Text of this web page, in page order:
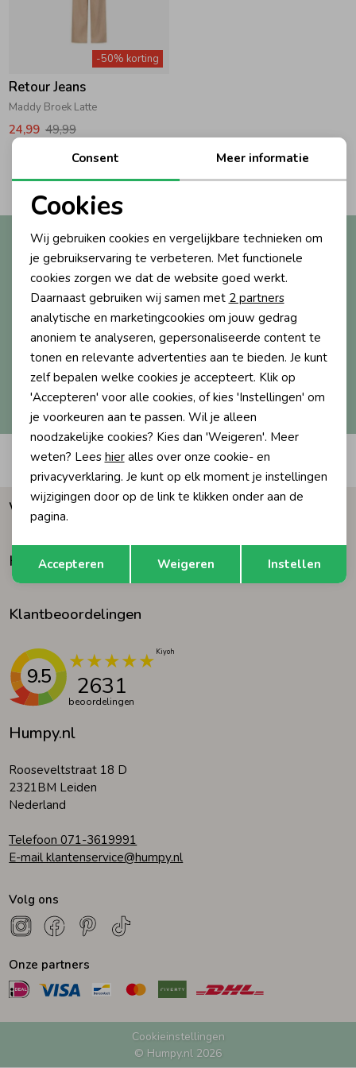
Vesten
Overhemden
Colberts & Gilets
Boxpakjes
Rompers
Ondergoed
Regenkleding &-laarzen
Zomeraccessoires
Kledingaccessoires
Vesten
Overhemden
Jurken
Rokken & Skorts
Jumpsuits
Blouses
Blazers & Gilets
Leggings
Boxpakjes
Ondergoed
Regenkleding &-laarzen
Kledingaccessoires
Beenmode
Winteraccessoires
Kledingaccessoires
Babyaccessoires
Verzorgingsproducten
Beenmode
Winteraccessoires
-50% korting
Retour Jeans
Maddy Broek Latte
24,99 49,99
Altijd als eerste op de hoogte?
Ontvang nieuwe collecties, exclusieve acties én direct
10% korting* op je eerste bestelling.
Aanmelden
Hoe we met je data omgaan? Bekijk dit in onze
privacyverklaring.
Automatisch sparen voor korting
Humpy.nl
Rooseveltstraat 18 D
2321BM Leiden
Nederland
Telefoon 071-3619991
E-mail klantenservice@humpy.nl
Waarom Humpy?
Klantenservice
Klantbeoordelingen
9.5 2631
beoordelingen
Volg ons
Onze partners
Cookieinstellingen
© Humpy.nl 2026
Noodzakelijke cookies
Personalisatie cookies
Analytische cookies
Marketing cookies
Terug Opslaan
Consent Meer informatie
Cookies
Wij gebruiken cookies en vergelijkbare technieken om
je gebruikservaring te verbeteren. Met functionele
cookies zorgen we dat de website goed werkt.
Daarnaast gebruiken wij samen met 2 partners
analytische en marketingcookies om jouw gedrag
anoniem te analyseren, gepersonaliseerde content te
tonen en relevante advertenties aan te bieden. Je kunt
zelf bepalen welke cookies je accepteert. Klik op
'Accepteren' voor alle cookies, of kies 'Instellingen' om
je voorkeuren aan te passen. Wil je alleen
noodzakelijke cookies? Kies dan 'Weigeren'. Meer
weten? Lees hieralles over onze cookie- en
privacyverklaring. Je kunt op elk moment je instellingen
wijzigingen door op de link te klikken onder aan de
pagina.
Accepteren Weigeren Instellen